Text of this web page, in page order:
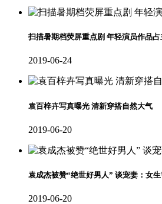
扫描暑期档荧屏重点剧 年轻演员作品占
2019-06-24
袁百梓卉写真曝光 清新穿搭自然大气
2019-06-20
袁成杰被赞“绝世好男人” 谈宠妻：女
2019-06-20